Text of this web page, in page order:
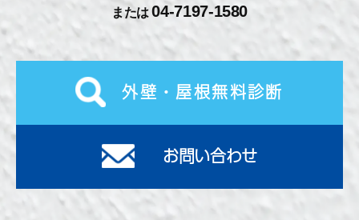
または04-7197-1580
外壁・屋根無料診断
お問い合わせ